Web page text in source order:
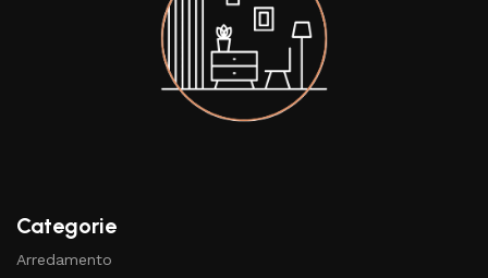
Categorie
Arredamento